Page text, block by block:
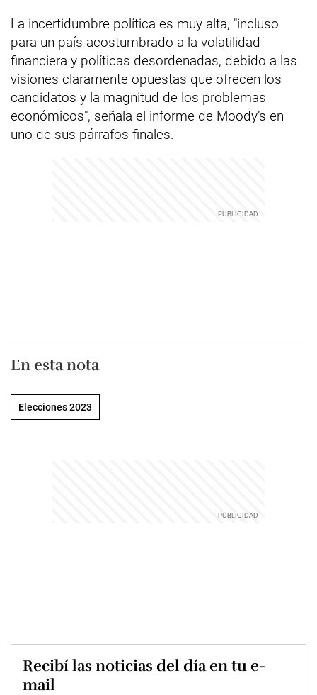
La incertidumbre política es muy alta, "incluso
para un país acostumbrado a la volatilidad
financiera y políticas desordenadas, debido a las
visiones claramente opuestas que ofrecen los
candidatos y la magnitud de los problemas
económicos", señala el informe de Moody’s en
uno de sus párrafos finales.
En esta nota
Elecciones 2023
Recibí las noticias del día en tu e-
mail